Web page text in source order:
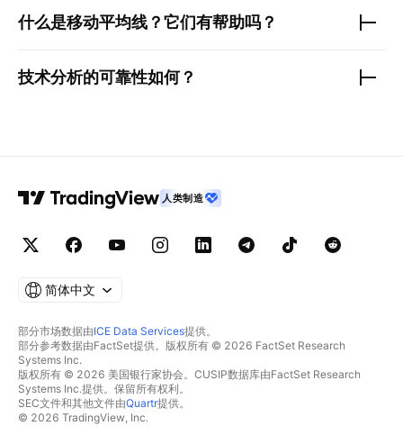
什么是移动平均线？它们有帮助吗？
技术分析的可靠性如何？
人类制造
简体中文
部分市场数据由ICE Data Services提供。
部分参考数据由FactSet提供。版权所有 © 2026 FactSet Research
Systems Inc.
版权所有 © 2026 美国银行家协会。CUSIP数据库由FactSet Research
Systems Inc.提供。保留所有权利。
SEC文件和其他文件由Quartr提供。
© 2026 TradingView, Inc.